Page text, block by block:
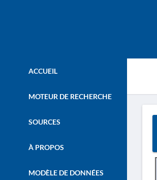
ACCUEIL
MOTEUR DE RECHERCHE
SOURCES
À PROPOS
MODÈLE DE DONNÉES